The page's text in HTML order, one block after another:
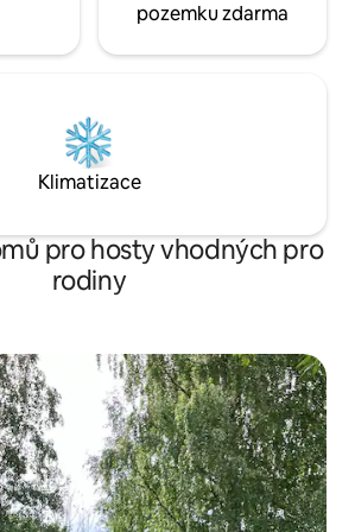
pozemku zdarma
Klimatizace
pro hosty vhodných pro
rodiny